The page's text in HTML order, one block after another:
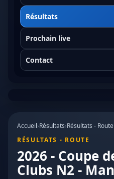
Résultats
Prochain live
Contact
Accueil›Résultats›Résultats - Route
RÉSULTATS - ROUTE
2026 - Coupe
Clubs N2 -